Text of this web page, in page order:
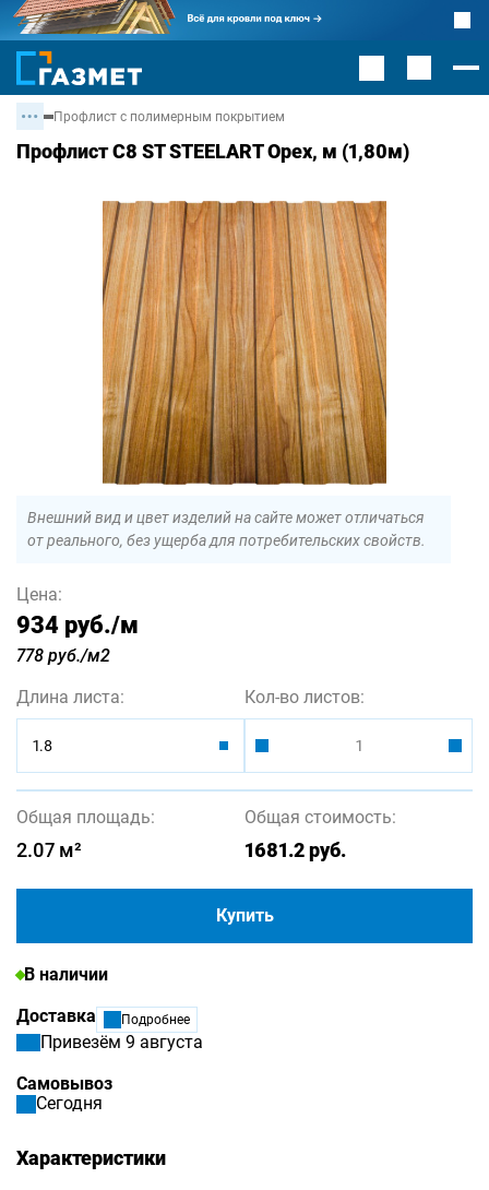
Профлист с полимерным покрытием
Профлист С8 ST STEELART Орех, м (1,80м)
Внешний вид и цвет изделий на сайте может отличаться
от реального, без ущерба для потребительских свойств.
Цена:
934 руб./м
778 руб./м2
Длина листа:
1.8
Кол-во листов:
Общая площадь:
2.07 м²
Общая стоимость:
1681.2руб.
Купить
В наличии
Доставка
Подробнее
Привезём 9 августа
Самовывоз
Сегодня
Характеристики